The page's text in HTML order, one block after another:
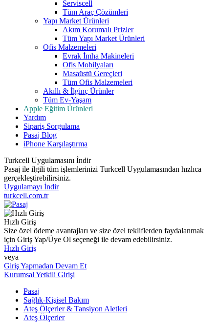
Serviscell
Tüm Araç Çözümleri
Yapı Market Ürünleri
Akım Korumalı Prizler
Tüm Yapı Market Ürünleri
Ofis Malzemeleri
Evrak İmha Makineleri
Ofis Mobilyaları
Masaüstü Gereçleri
Tüm Ofis Malzemeleri
Akıllı & İlginç Ürünler
Tüm Ev-Yaşam
Apple Eğitim Ürünleri
Yardım
Sipariş Sorgulama
Pasaj Blog
iPhone Karşılaştırma
Turkcell Uygulamasını İndir
Pasaj ile ilgili tüm işlemlerinizi Turkcell Uygulamasından hızlıca
gerçekleştirebilirsiniz.
Uygulamayı İndir
turkcell.com.tr
Hızlı Giriş
Size özel ödeme avantajları ve size özel tekliflerden faydalanmak
için Giriş Yap/Üye Ol seçeneği ile devam edebilirsiniz.
Hızlı Giriş
veya
Giriş Yapmadan Devam Et
Kurumsal Yetkili Girişi
Pasaj
Sağlık-Kişisel Bakım
Ateş Ölçerler & Tansiyon Aletleri
Ateş Ölçerler